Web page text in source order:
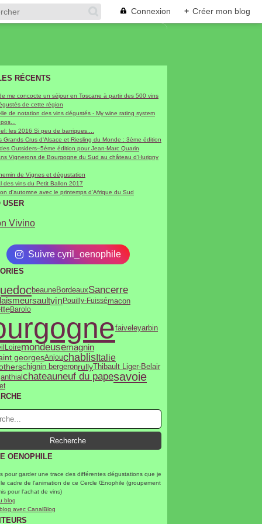
Connexion + Créer mon blog
RÉCENTS
me concocte un séjour en Toscane à partir des 500 vins
de cette région
de notation des vins dégustés - My wine rating system
les 2016 Si peu de barriques....
Grands Crus d'Alsace et Riesling du Monde : 3ème édition
Outsiders–5ème édition pour Jean-Marc Quarin
Vignerons de Bourgogne du Sud au château d'Hurigny
de Vignes et dégustation
des vins du Petit Ballon 2017
d'automne avec le printemps d'Afrique du Sud
USER
Vivino
Suivre cyril_oenophile
beauneBordeauxSancerre
meursaultvin Pouilly-Fuissémacon
Barolo
faiveleyarbin
Loiremondeusemagnin
georgesAnjouchablisItalie
chignin bergeronrully Thibault Liger-Belair
chateauneuf du papesavoie
OENOPHILE
pour garder une trace des différentes dégustations que je
cadre de l'animation de ce Cercle Œnophile (groupement
pour l'achat de vins)
blog
avec CanalBlog